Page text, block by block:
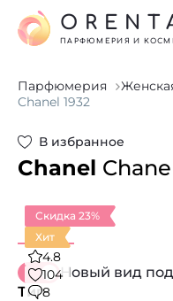
ПАРФЮМЕРИЯ И
Парфюмерия
Chanel 1932
В избранное
Chanel
Скидка 23%
Хит
4.8
104
8
Новый вид
Тип